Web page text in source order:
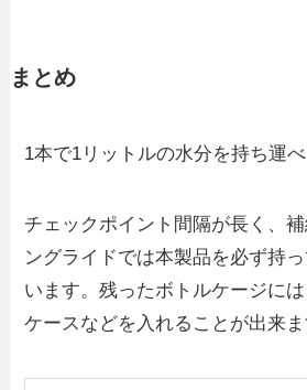
まとめ
1本で1リットルの水分を持ち運べ
チェックポイント間隔が長く、
ングライドでは本製品を必ず持
います。残ったボトルケージに
ケースなどを入れることが出来ま